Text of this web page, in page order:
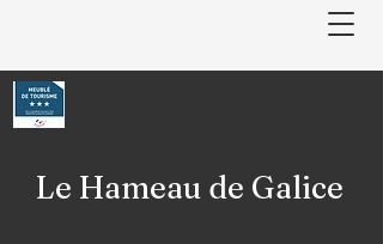
Le Hameau de Galice